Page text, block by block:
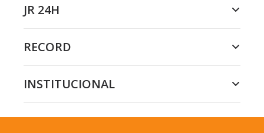
JR 24H
RECORD
INSTITUCIONAL